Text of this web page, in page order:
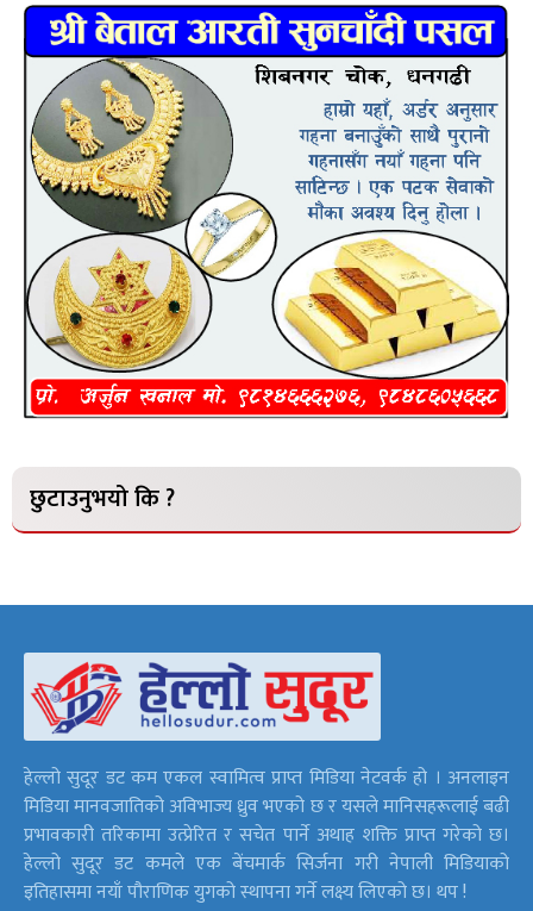
छुटाउनुभयो कि ?
हेल्लो सुदूर डट कम एकल स्वामित्व प्राप्त मिडिया नेटवर्क हो । अनलाइन
मिडिया मानवजातिको अविभाज्य ध्रुव भएको छ र यसले मानिसहरूलाई बढी
प्रभावकारी तरिकामा उत्प्रेरित र सचेत पार्ने अथाह शक्ति प्राप्त गरेको छ।
हेल्लो सुदूर डट कमले एक बेंचमार्क सिर्जना गरी नेपाली मिडियाको
इतिहासमा नयाँ पौराणिक युगको स्थापना गर्ने लक्ष्य लिएको छ। थप !